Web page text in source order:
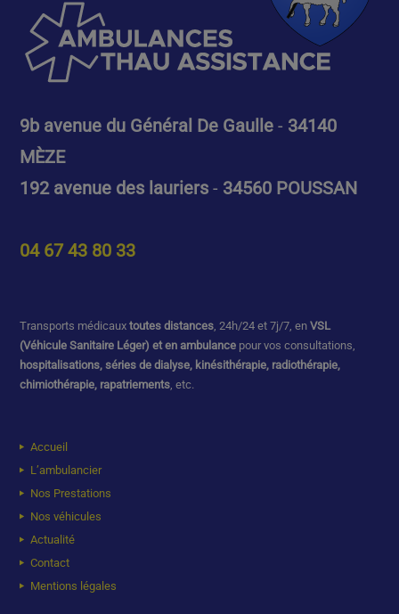
9b avenue du Général De Gaulle - 34140
MÈZE
192 avenue des lauriers - 34560 POUSSAN
04 67 43 80 33
Transports médicaux toutes distances, 24h/24 et 7j/7, en VSL
(Véhicule Sanitaire Léger) et en ambulance pour vos consultations,
hospitalisations, séries de dialyse, kinésithérapie, radiothérapie,
chimiothérapie, rapatriements, etc.
Accueil
L’ambulancier
Nos Prestations
Nos véhicules
Actualité
Contact
Mentions légales